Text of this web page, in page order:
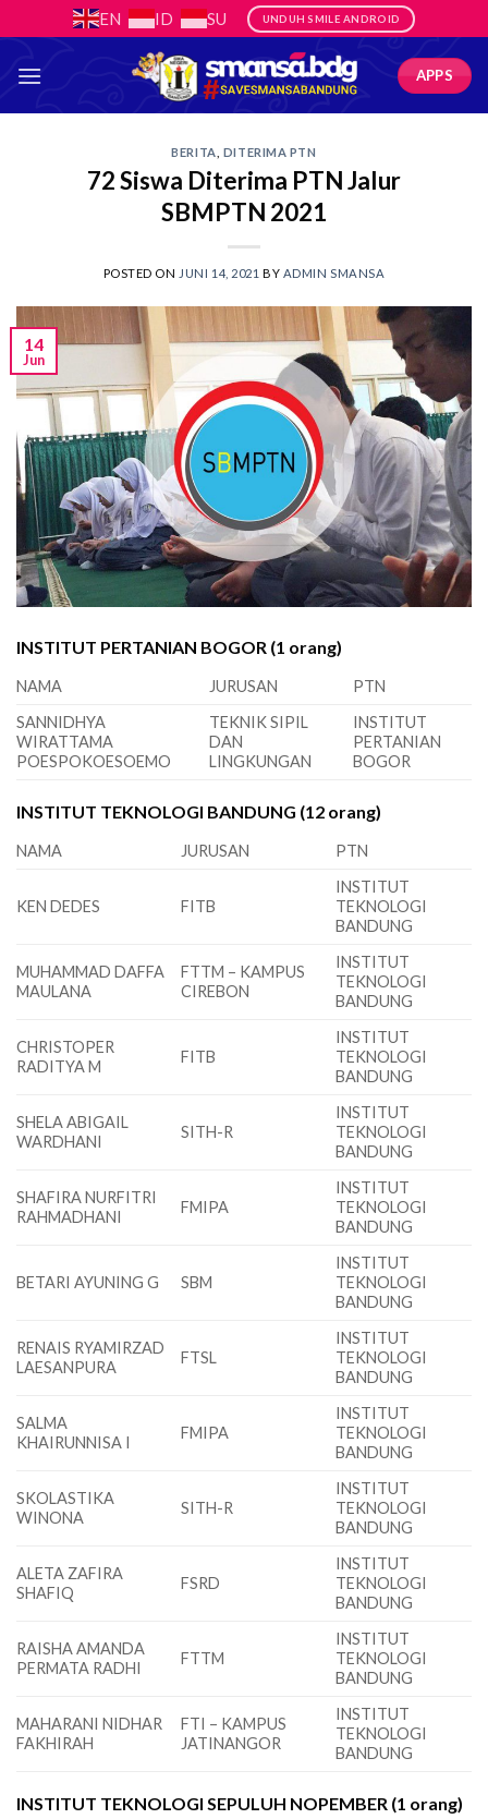
to
content
EN ID SU UNDUH SMILE ANDROID
APPS
BERITA DITERIMA PTN
72 Siswa Diterima PTN Jalur
SBMPTN 2021
POSTED ON JUNI 14, 2021 BY ADMIN SMANSA
14
Jun
INSTITUT PERTANIAN BOGOR (1 orang)
NAMA JURUSAN
PTN
SANNIDHYA
WIRATTAMA
POESPOKOESOEMO
TEKNIK SIPIL
DAN
LINGKUNGAN
INSTITUT
PERTANIAN
BOGOR
INSTITUT TEKNOLOGI BANDUNG (12 orang)
NAMA JURUSAN PTN
KEN DEDES FITB
INSTITUT
TEKNOLOGI
BANDUNG
MUHAMMAD DAFFA
MAULANA
FTTM – KAMPUS
CIREBON
INSTITUT
TEKNOLOGI
BANDUNG
CHRISTOPER
RADITYA M
FITB
INSTITUT
TEKNOLOGI
BANDUNG
SHELA ABIGAIL
WARDHANI
SITH-R
INSTITUT
TEKNOLOGI
BANDUNG
SHAFIRA NURFITRI
RAHMADHANI
FMIPA
INSTITUT
TEKNOLOGI
BANDUNG
BETARI AYUNING G SBM
INSTITUT
TEKNOLOGI
BANDUNG
RENAIS RYAMIRZAD
LAESANPURA
FTSL
INSTITUT
TEKNOLOGI
BANDUNG
SALMA
KHAIRUNNISA I
FMIPA
INSTITUT
TEKNOLOGI
BANDUNG
SKOLASTIKA
WINONA
SITH-R
INSTITUT
TEKNOLOGI
BANDUNG
ALETA ZAFIRA
SHAFIQ
FSRD
INSTITUT
TEKNOLOGI
BANDUNG
RAISHA AMANDA
PERMATA RADHI
FTTM
INSTITUT
TEKNOLOGI
BANDUNG
MAHARANI NIDHAR
FAKHIRAH
FTI – KAMPUS
JATINANGOR
INSTITUT
TEKNOLOGI
BANDUNG
INSTITUT TEKNOLOGI SEPULUH NOPEMBER (1 orang)